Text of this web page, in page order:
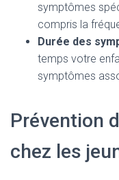
symptômes
compris la
Durée des
temps votre
symptômes
Prévention
chez les